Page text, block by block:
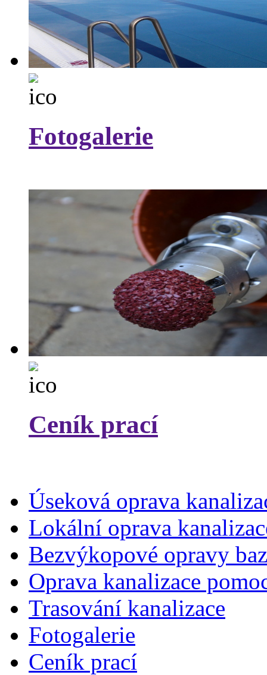
Fotogalerie
Ceník prací
Úseková oprava
Lokální oprava
Bezvýkopové opravy
Oprava kanalizace
Trasování kanalizace
Fotogalerie
Ceník prací